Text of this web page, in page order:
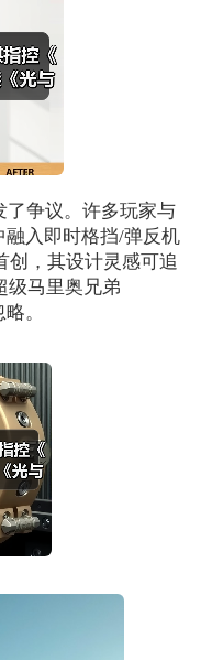
争议。许多玩家与
融入即时格挡/弹反机
创，其设计灵感可追
级马里奥兄弟
。